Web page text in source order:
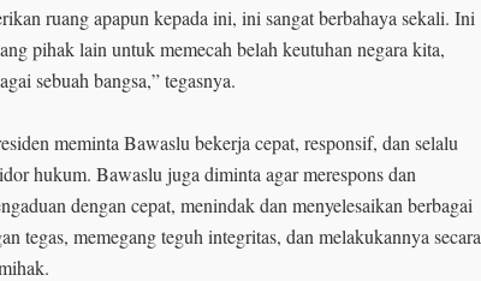
ruang apapun kepada ini, ini sangat berbahaya sekali. Ini
pihak lain untuk memecah belah keutuhan negara kita,
sebuah bangsa,” tegasnya.
meminta Bawaslu bekerja cepat, responsif, dan selalu
hukum. Bawaslu juga diminta agar merespons dan
dengan cepat, menindak dan menyelesaikan berbagai
tegas, memegang teguh integritas, dan melakukannya secara